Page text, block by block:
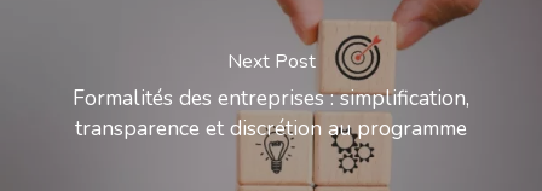
Next Post
Formalités des entreprises : simplification,
transparence et discrétion au programme